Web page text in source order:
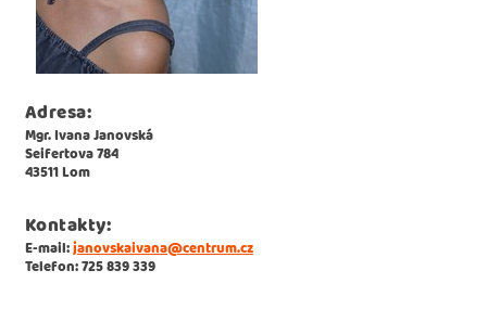
Adresa:
Mgr. Ivana Janovská
Seifertova 784
43511 Lom
Kontakty:
E-mail:janovskaivana@centrum.cz
Telefon: 725 839 339